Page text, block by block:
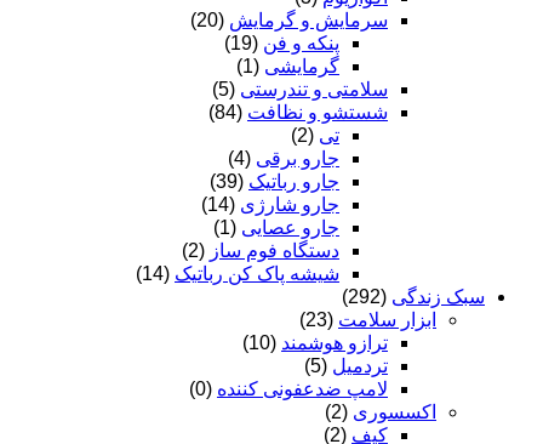
سرمایش و گرمایش (20)
پنکه و فن (19)
گرمایشی (1)
سلامتی و تندرستی (5)
شستشو و نظافت (84)
تی (2)
جارو برقی (4)
جارو رباتیک (39)
جارو شارژی (14)
جارو عصایی (1)
دستگاه فوم ساز (2)
شیشه پاک کن رباتیک (14)
سبک زندگی (292)
ابزار سلامت (23)
ترازو هوشمند (10)
تردمیل (5)
لامپ ضدعفونی کننده (0)
اکسسوری (2)
کیف (2)